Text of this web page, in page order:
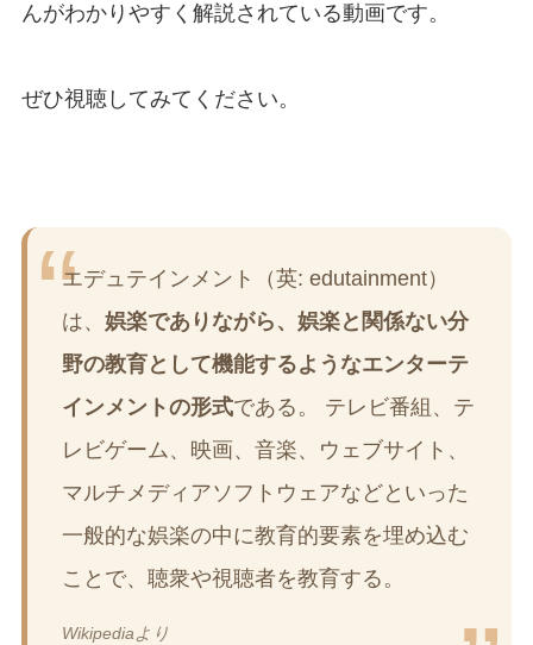
んがわかりやすく解説されている動画です。
ぜひ視聴してみてください。
エデュテインメント（英: edutainment）
は、 娯楽でありながら、娯楽と関係ない分
野の教育として機能するようなエンターテ
インメントの形式である。 テレビ番組、テ
レビゲーム、映画、音楽、ウェブサイト、
マルチメディアソフトウェアなどといった
一般的な娯楽の中に教育的要素を埋め込む
ことで、聴衆や視聴者を教育する。
Wikipediaより